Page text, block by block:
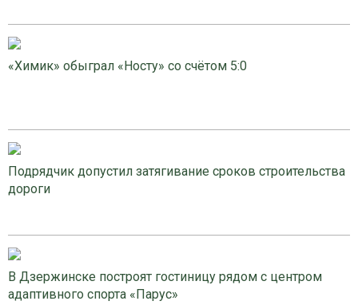
«Химик» обыграл «Носту» со счётом 5:0
Подрядчик допустил затягивание сроков строительства
дороги
В Дзержинске построят гостиницу рядом с центром
адаптивного спорта «Парус»